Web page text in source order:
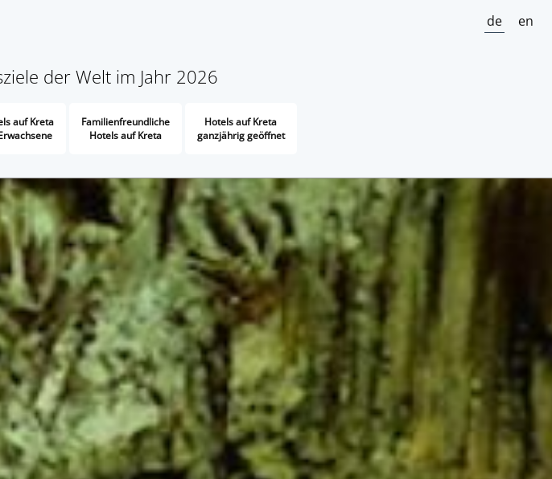
de en
der Welt im Jahr 2026
auf Kreta
Familienfreundliche
Hotels auf Kreta
Hotels auf Kreta
ganzjährig geöffnet